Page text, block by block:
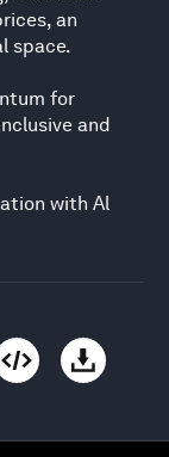
an
space.
for
and
with Al